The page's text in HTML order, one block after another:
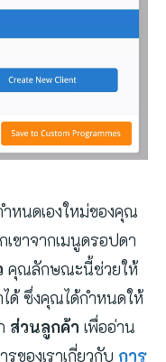
หนดเองใหม่ของคุณ
ขาจากเมนูดรอปดา
คุณลักษณะนี้ช่วยให้
ด้ ซึ่งคุณได้กำหนดให้
ส่วนลูกค้า เพื่ออ่าน
ของเราเกี่ยวกับ การ